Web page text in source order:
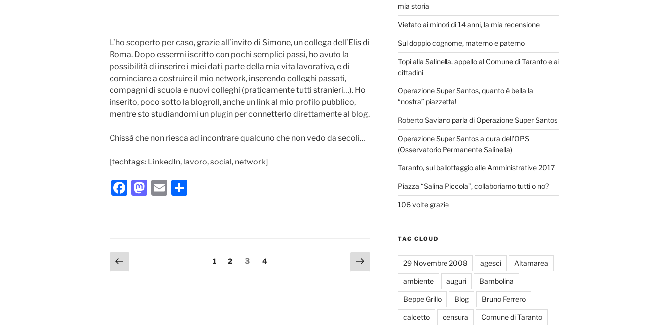
L’ho scoperto per caso, grazie all’invito di Simone, un collega dell’Elisdi
Roma. Dopo essermi iscritto con pochi semplici passi, ho avuto la
possibilità di inserire i miei dati, parte della mia vita lavorativa, e di
cominciare a costruire il mio network, inserendo colleghi passati,
compagni di scuola e nuovi colleghi (praticamente tutti stranieri…). Ho
inserito, poco sotto la blogroll, anche un link al mio profilo pubblico,
mentre sto studiandomi un plugin per connetterlo direttamente al blog.
Chissà che non riesca ad incontrare qualcuno che non vedo da secoli…
[techtags: LinkedIn, lavoro, social, network]
F
b
o
M E
Paginazione
Pagina
precedente
Pagina
1 Pagina
2 Pagina
3 Pagina
4
Pagina
successiva
mia storia
Vietato ai minori di 14 anni, la mia recensione
Sul doppio cognome, materno e paterno
Topi alla Salinella, appello al Comune di Taranto e ai
cittadini
Operazione Super Santos, quanto è bella la
“nostra” piazzetta!
Roberto Saviano parla di Operazione Super Santos
Operazione Super Santos a cura dell’OPS
(Osservatorio Permanente Salinella)
Taranto, sul ballottaggio alle Amministrative 2017
Piazza “Salina Piccola”, collaboriamo tutti o no?
106 volte grazie
TAG CLOUD
29 Novembre 2008 agesci Altamarea
ambiente auguri Bambolina
Beppe Grillo Blog Bruno Ferrero
calcetto censura Comune di Taranto